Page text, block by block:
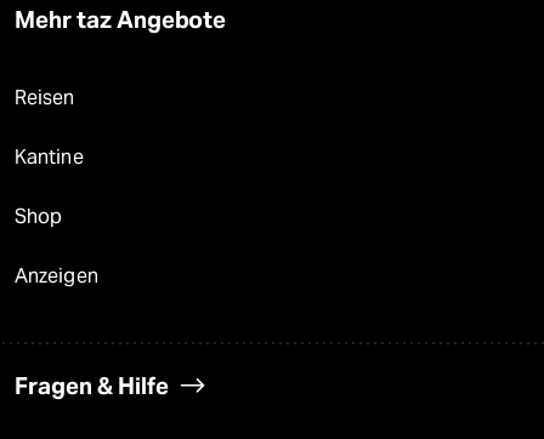
Mehr taz Angebote
Reisen
Kantine
Shop
Anzeigen
Fragen & Hilfe